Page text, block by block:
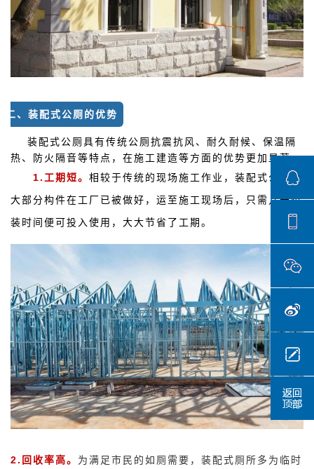
二、装配式公厕的优势
装配式公厕具有传统公厕抗震抗风、耐久耐候、保温隔
热、防火隔音等特点，在施工建造等方面的优势更加显著:
1.工期短。 相较于传统的现场施工作业，装配式公厕的
大部分构件在工厂已被做好，运至施工现场后，只需几天组
装时间便可投入使用，大大节省了工期。
2.回收率高。 为满足市民的如厕需要，装配式厕所多为临时